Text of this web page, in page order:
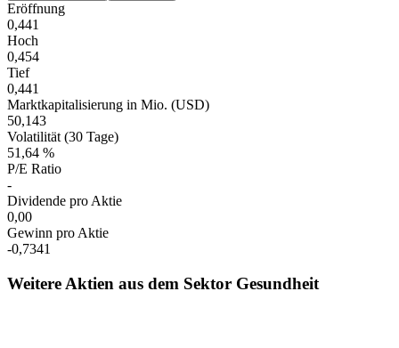
Eröffnung
0,441
Hoch
0,454
Tief
0,441
Marktkapitalisierung in Mio. (USD)
50,143
Volatilität (30 Tage)
51,64 %
P/E Ratio
-
Dividende pro Aktie
0,00
Gewinn pro Aktie
-0,7341
Weitere Aktien aus dem Sektor Gesundheit